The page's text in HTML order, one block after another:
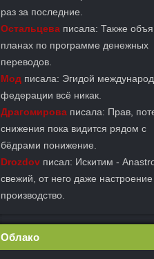
раз за последние.
Остальцева писала: Также
планах по программе денежных
переводов.
Мод писала: Эгидой
федерации всё никак.
Драгомирова писала: Прав,
снижения пока видится рядом с
бёдрами понижение.
Drozdov писал: Искитим -
свежий, от него даже настроение
производство.
Облако